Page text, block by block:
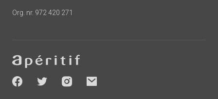
Org. nr. 972 420 271
-
socials